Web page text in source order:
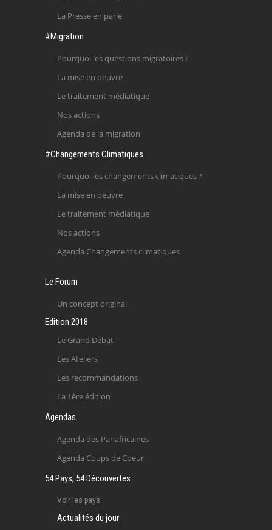
La Presse en parle
#Migration
Pourquoi les questions migratoires ?
La mise en oeuvre
Le traitement médiatique
Nos actions
Agenda de la migration
#Changements Climatiques
Pourquoi les changements climatiques ?
La mise en oeuvre
Le traitement médiatique
Nos actions
Agenda Changements climatiques
Le Forum
Un concept original
Edition 2018
Le Grand Débat
Les Ateliers
Les recommandations
La 1ère édition
Agendas
Agenda des Panafricaines
Agenda Coups de Coeur
54 Pays, 54 Découvertes
Voir les pays
Actualités du jour